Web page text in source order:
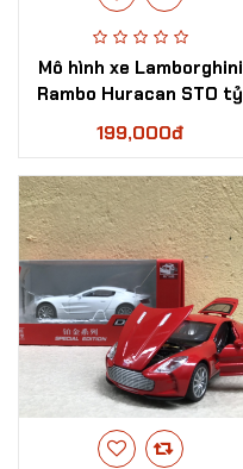
Mô hình xe Lamborghini
Rambo Huracan STO tỷ
lệ 1:32
199,000đ